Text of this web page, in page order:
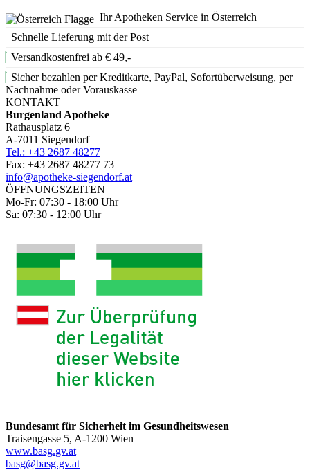
Ihr Apotheken Service in Österreich
Schnelle Lieferung mit der Post
Versandkostenfrei ab € 49,-
Sicher bezahlen per Kreditkarte, PayPal, Sofortüberweisung, per
Nachnahme oder Vorauskasse
KONTAKT
Burgenland Apotheke
Rathausplatz 6
A-7011 Siegendorf
Tel.: +43 2687 48277
Fax: +43 2687 48277 73
info@apotheke-siegendorf.at
ÖFFNUNGSZEITEN
Mo-Fr: 07:30 - 18:00 Uhr
Sa: 07:30 - 12:00 Uhr
Bundesamt für Sicherheit im Gesundheitswesen
Traisengasse 5, A-1200 Wien
www.basg.gv.at
basg@basg.gv.at